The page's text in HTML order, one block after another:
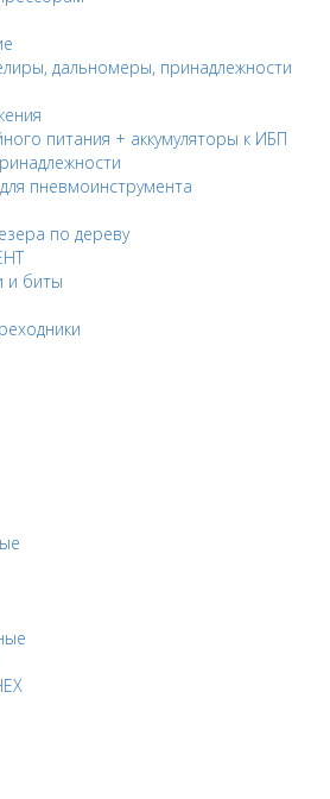
дальномеры, принадлежности
питания + аккумуляторы к ИБП
пневмоинструмента
по дереву
и биты